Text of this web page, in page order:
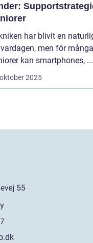
har blivit en
men för många
kan smartphones, ...
2025